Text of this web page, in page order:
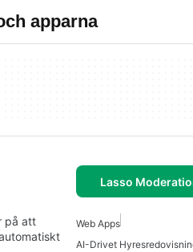
apparna
Lasso
på att
Web Apps
AI-Drivet